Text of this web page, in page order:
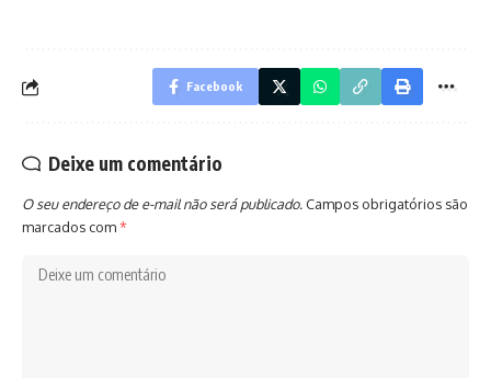
Facebook
Deixe um comentário
O seu endereço de e-mail não será publicado. Campos obrigatórios são
marcados com*